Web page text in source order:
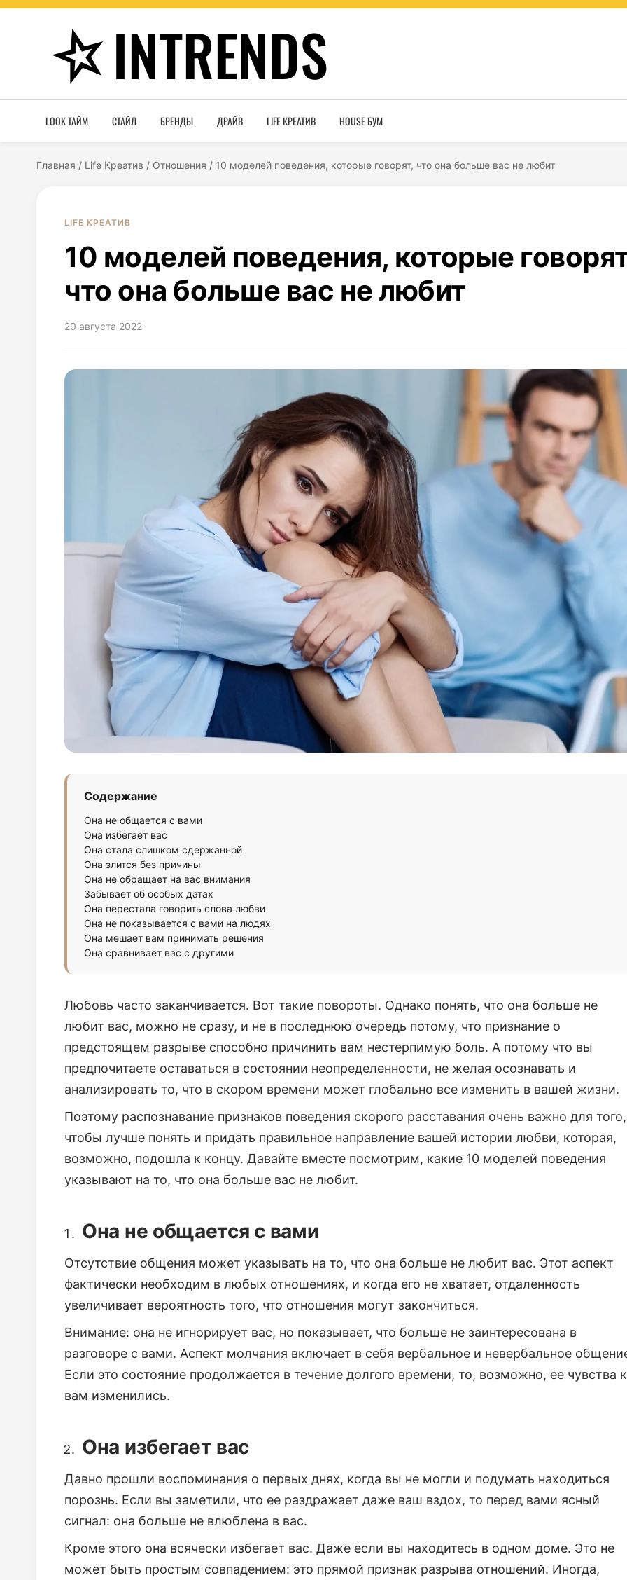
INTRENDS
LOOK ТАЙМ СТАЙЛ БРЕНДЫ ДРАЙВ LIFE КРЕАТИВ HOUSE БУМ
Главная / Life Креатив / Отношения / 10 моделей поведения, которые говорят, что она больше вас не любит
LIFE КРЕАТИВ
10 моделей поведения, которые
что она больше вас не любит
20 августа 2022
Содержание
Она не общается с вами
Она избегает вас
Она стала слишком сдержанной
Она злится без причины
Она не обращает на вас внимания
Забывает об особых датах
Она перестала говорить слова любви
Она не показывается с вами на людях
Она мешает вам принимать решения
Она сравнивает вас с другими
Любовь часто заканчивается. Вот такие повороты. Однако понять, что она больше не
любит вас, можно не сразу, и не в последнюю очередь потому, что признание о
предстоящем разрыве способно причинить вам нестерпимую боль. А потому что вы
предпочитаете оставаться в состоянии неопределенности, не желая осознавать и
анализировать то, что в скором времени может глобально все изменить в вашей жизни.
Поэтому распознавание признаков поведения скорого расставания очень важно для того,
чтобы лучше понять и придать правильное направление вашей истории любви, которая,
возможно, подошла к концу. Давайте вместе посмотрим, какие 10 моделей поведения
указывают на то, что она больше вас не любит.
Она не общается с вами
Отсутствие общения может указывать на то, что она больше не любит вас. Этот аспект
фактически необходим в любых отношениях, и когда его не хватает, отдаленность
увеличивает вероятность того, что отношения могут закончиться.
Внимание: она не игнорирует вас, но показывает, что больше не заинтересована в
разговоре с вами. Аспект молчания включает в себя вербальное и невербальное
Если это состояние продолжается в течение долгого времени, то, возможно, ее чувства к
вам изменились.
Она избегает вас
Давно прошли воспоминания о первых днях, когда вы не могли и подумать находиться
порознь. Если вы заметили, что ее раздражает даже ваш вздох, то перед вами ясный
сигнал: она больше не влюблена в вас.
Кроме этого она всячески избегает вас. Даже если вы находитесь в одном доме. Это не
может быть простым совпадением: это прямой признак разрыва отношений. Иногда,